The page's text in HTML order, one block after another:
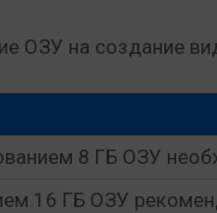
ОЗУ на создание
8 ГБ ОЗУ
16 ГБ ОЗУ